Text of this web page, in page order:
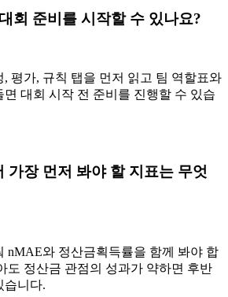
회 준비를 시작할 수 있나요?
평가, 규칙 탭을 먼저 읽고 팀 역할표와
대회 시작 전 준비를 진행할 수 있습
가장 먼저 봐야 할 지표는 무엇
nMAE와 정산금획득률을 함께 봐야 합
도 정산금 관점의 성과가 약하면 후반
습니다.